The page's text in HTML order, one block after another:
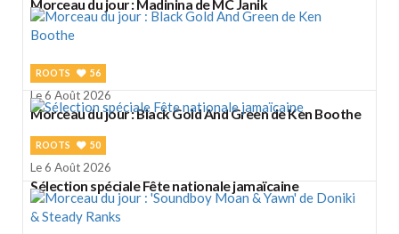
Morceau du jour : Madinina de MC Janik
ROOTS 56
Le 6 Août 2026
Morceau du jour : Black Gold And Green de Ken Boothe
ROOTS 50
Le 6 Août 2026
Sélection spéciale Fête nationale jamaïcaine